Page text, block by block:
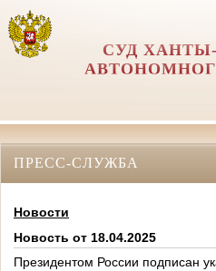
СУД
ПРЕСС-СЛУЖБА
Новости
Новость от 18.04.2025
Президентом России подписан